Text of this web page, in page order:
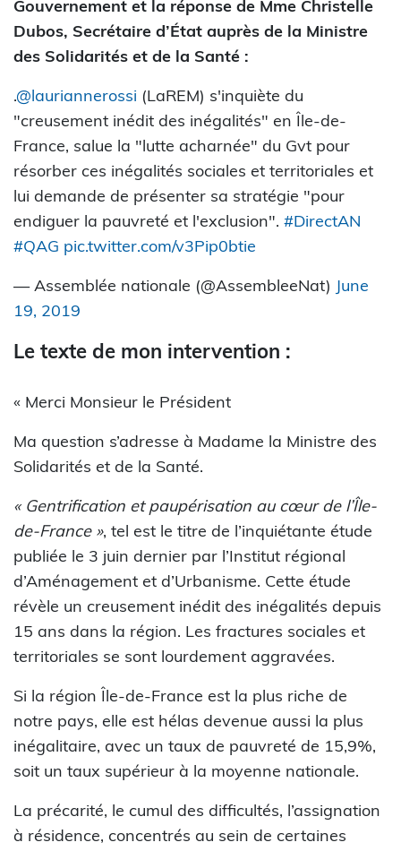
Gouvernement et la réponse de Mme Christelle
Dubos, Secrétaire d’État auprès de la Ministre
des Solidarités et de la Santé :
.@lauriannerossi (LaREM) s'inquiète du
"creusement inédit des inégalités" en Île-de-
France, salue la "lutte acharnée" du Gvt pour
résorber ces inégalités sociales et territoriales et
lui demande de présenter sa stratégie "pour
endiguer la pauvreté et l'exclusion". #DirectAN
#QAG pic.twitter.com/v3Pip0btie
— Assemblée nationale (@AssembleeNat) June
19, 2019
Le texte de mon intervention :
« Merci Monsieur le Président
Ma question s’adresse à Madame la Ministre des
Solidarités et de la Santé.
« Gentrification et paupérisation au cœur de l’Île-
de-France », tel est le titre de l’inquiétante étude
publiée le 3 juin dernier par l’Institut régional
d’Aménagement et d’Urbanisme. Cette étude
révèle un creusement inédit des inégalités depuis
15 ans dans la région. Les fractures sociales et
territoriales se sont lourdement aggravées.
Si la région Île-de-France est la plus riche de
notre pays, elle est hélas devenue aussi la plus
inégalitaire, avec un taux de pauvreté de 15,9%,
soit un taux supérieur à la moyenne nationale.
La précarité, le cumul des difficultés, l’assignation
à résidence, concentrés au sein de certaines